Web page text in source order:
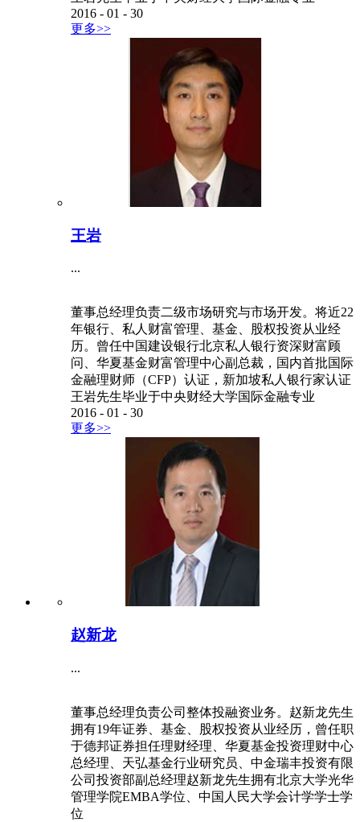
2016 - 01 - 30
更多>>
王岩
...
董事总经理负责二级市场研究与市场开发。将近22
年银行、私人财富管理、基金、股权投资从业经
历。曾任中国建设银行北京私人银行资深财富顾
问、华夏基金财富管理中心副总裁，国内首批国际
金融理财师（CFP）认证，新加坡私人银行家认证
王岩先生毕业于中央财经大学国际金融专业
2016 - 01 - 30
更多>>
赵新龙
...
董事总经理负责公司整体投融资业务。赵新龙先生
拥有19年证券、基金、股权投资从业经历，曾任职
于德邦证券担任理财经理、华夏基金投资理财中心
总经理、天弘基金行业研究员、中金瑞丰投资有限
公司投资部副总经理赵新龙先生拥有北京大学光华
管理学院EMBA学位、中国人民大学会计学学士学
位